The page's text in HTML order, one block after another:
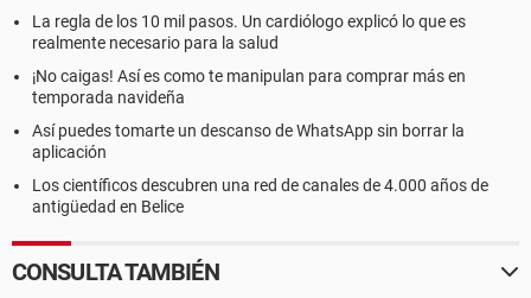
La regla de los 10 mil pasos. Un cardiólogo explicó lo que es
realmente necesario para la salud
¡No caigas! Así es como te manipulan para comprar más en
temporada navideña
Así puedes tomarte un descanso de WhatsApp sin borrar la
aplicación
Los científicos descubren una red de canales de 4.000 años de
antigüedad en Belice
CONSULTA TAMBIÉN